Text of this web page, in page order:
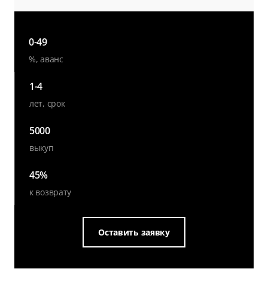
Оставить заявку
0-49
%, аванс
1-4
лет, срок
5000
выкуп
45%
к возврату